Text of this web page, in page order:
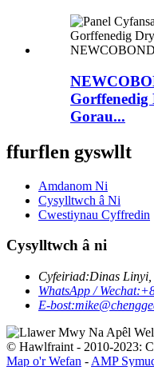
Gorau...
ffurflen gyswllt
Amdanom Ni
Cysylltwch â Ni
Cwestiynau Cyffredin
Cysylltwch â ni
Cyfeiriad:Dinas Linyi,
WhatsApp / Wechat:
E-bost:
© Hawlfraint - 2010-2023:
Map o'r Wefan - AMP